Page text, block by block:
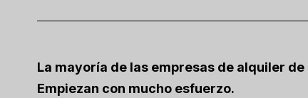
La mayoría de las empresas de alquiler
Empiezan con mucho esfuerzo.